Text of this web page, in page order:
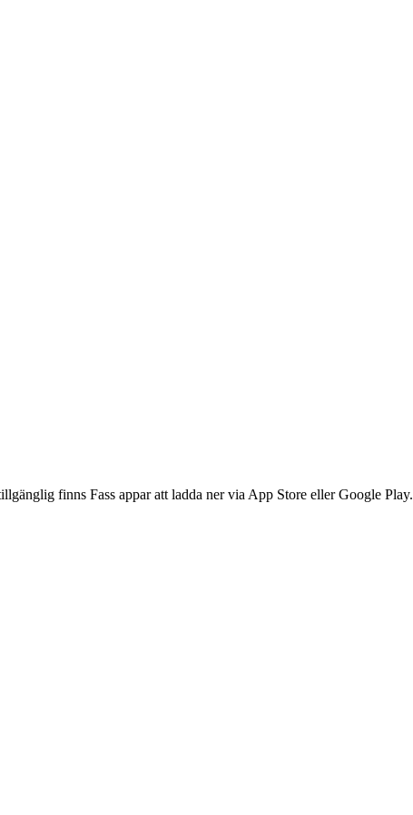
finns Fass appar att ladda ner via App Store eller Google Play.